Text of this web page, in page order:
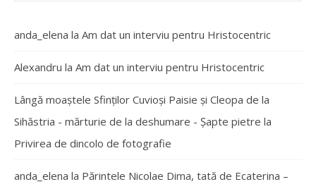
anda_elena la Am dat un interviu pentru Hristocentric
Alexandru la Am dat un interviu pentru Hristocentric
Lângă moaștele Sfinților Cuvioși Paisie și Cleopa de la
Sihăstria - mărturie de la deshumare - Şapte pietre la
Privirea de dincolo de fotografie
anda_elena la Părintele Nicolae Dima, tată de Ecaterina –